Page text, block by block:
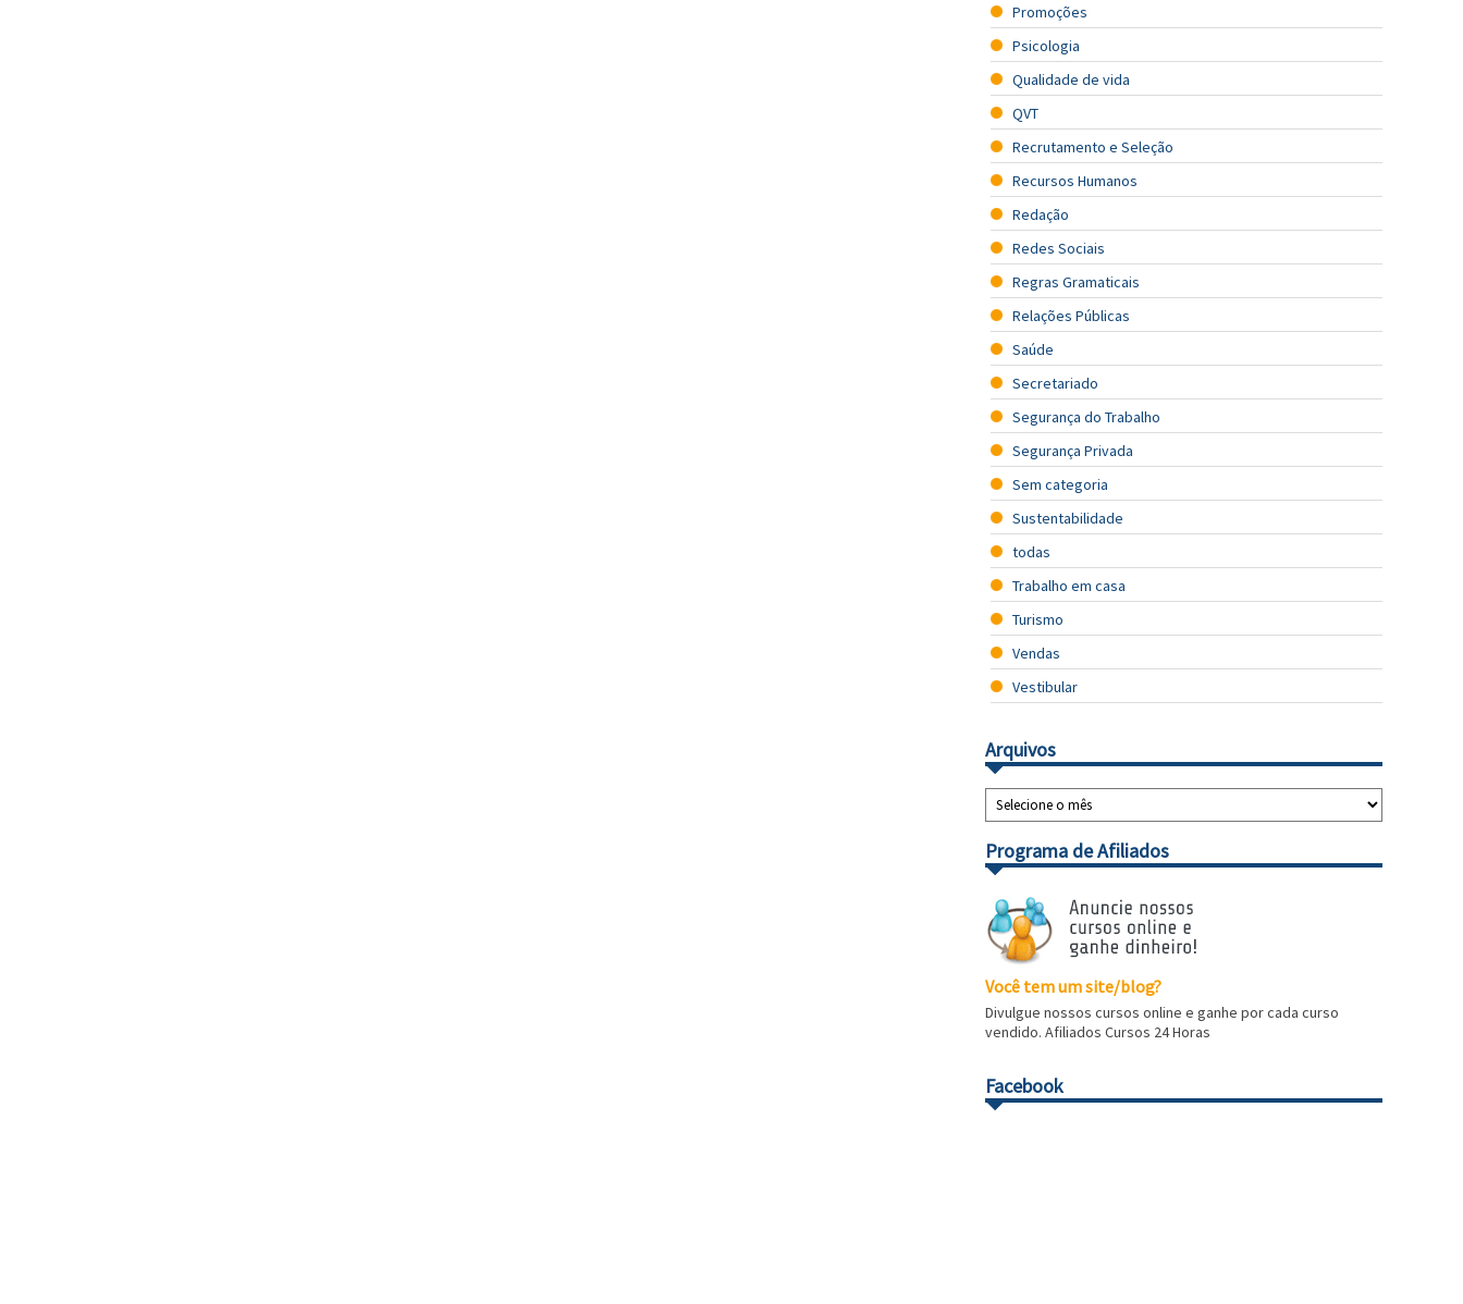
Promoções
Psicologia
Qualidade de vida
QVT
Recrutamento e Seleção
Recursos Humanos
Redação
Redes Sociais
Regras Gramaticais
Relações Públicas
Saúde
Secretariado
Segurança do Trabalho
Segurança Privada
Sem categoria
Sustentabilidade
todas
Trabalho em casa
Turismo
Vendas
Vestibular
Arquivos
Programa de Afiliados
Você tem um site/blog?
Divulgue nossos cursos online e ganhe por cada curso
vendido. Afiliados Cursos 24 Horas
Facebook